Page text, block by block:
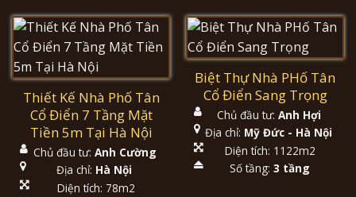
Thiết Kế Nhà Phố Tân
Cổ Điển 7 Tầng Mặt
Tiền 5m Tại Hà Nội
Chủ đầu tư: Anh Cường
Địa chỉ: Hà Nội
Diện tích: 78m2
Biệt Thự Nhà PHố Tân
Cổ Điển Sang Trọng
Chủ đầu tư: Anh Hợi
Địa chỉ: Mỹ Đức - Hà Nội
Diện tích: 1122m2
Số tầng: 3 tầng